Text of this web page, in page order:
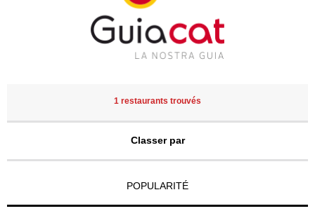
1 restaurants trouvés
Classer par
POPULARITÉ